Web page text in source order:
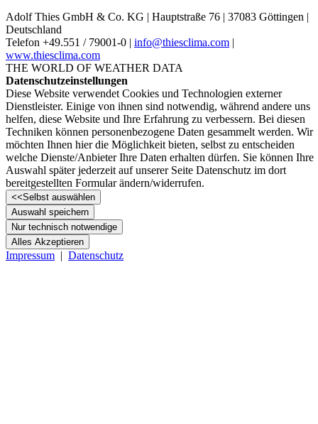
Adolf Thies GmbH & Co. KG | Hauptstraße 76 | 37083 Göttingen |
Deutschland
Telefon +49.551 /­ 79001-0 | info@thiesclima.com |
www.thiesclima.com
THE WORLD OF WEATHER DATA
Datenschutzeinstellungen
Diese Website verwendet Cookies und Technologien externer
Dienstleister. Einige von ihnen sind notwendig, während andere uns
helfen, diese Website und Ihre Erfahrung zu verbessern. Bei diesen
Techniken können personenbezogene Daten gesammelt werden. Wir
möchten Ihnen hier die Möglichkeit bieten, selbst zu entscheiden
welche Dienste/­Anbieter Ihre Daten erhalten dürfen. Sie können Ihre
Auswahl später jederzeit auf unserer Seite Datenschutz im dort
bereitgestellten Formular ändern/­widerrufen.
<<Selbst auswählen
Auswahl speichern
Nur technisch notwendige
Alles Akzeptieren
Impressum | Datenschutz